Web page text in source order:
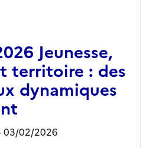
Jeunesse,
territoire : des
dynamiques
03/02/2026